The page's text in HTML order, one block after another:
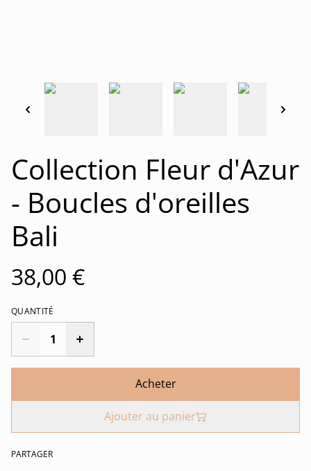
Collection Fleur d'Azur
- Boucles d'oreilles
Bali
38,00 €
QUANTITÉ
Acheter
Ajouter au panier
PARTAGER